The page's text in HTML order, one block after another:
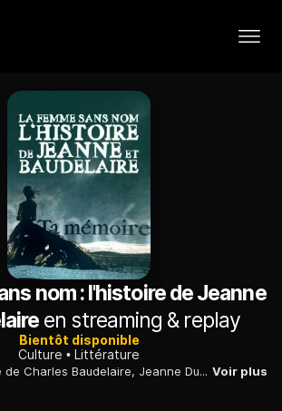
nom : l'histoire de Jeanne
en streaming & replay
Bientôt disponible
Culture
Littérature
Compagne et muse de Charles Baudelaire, Jeanne Duval - une femme noire dont on ignore le véritable nom - a longtemps été effacée de l'histoire. Voir plus